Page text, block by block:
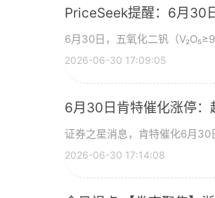
PriceSeek提醒：6月30
6月30日，五氧化二钒（
2026-06-30 17:09:05
6月30日肯特催化涨停：
证券之星消息，肯特催化6月
2026-06-30 17:14:08